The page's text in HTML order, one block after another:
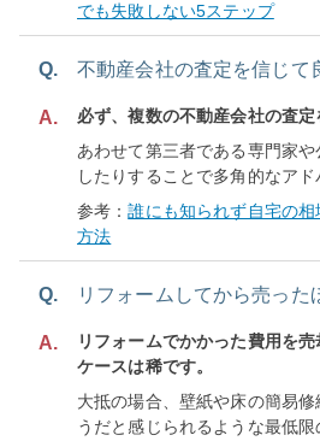
でも失敗しない5ステップ
Q. 不動産会社の査定を信じて
A.
必ず、複数の不動産会社の査定
あわせて第三者である専門家
したりすることで多角的なアド
参考：誰にも知られず自宅の
方法
Q. リフォームしてから売った
A.
リフォームでかかった費用を
ケースは稀です。
大抵の場合、壁紙や床の簡易
うだと感じられるような最低限